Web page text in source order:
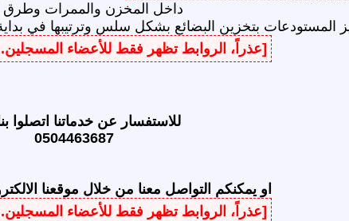
داخل المخزن والممرات وطرق
المستودعات بتخزين البضائع بشكل سلس وترتيبها في
[عذراً، الروابط تظهر فقط للأعضاء المسجلين.
للاستفسار عن خدماتنا اتصلوا
0504463687
او يمكنكم التواصل معنا من خلال موقعنا
[عذراً، الروابط تظهر فقط للأعضاء المسجلين.